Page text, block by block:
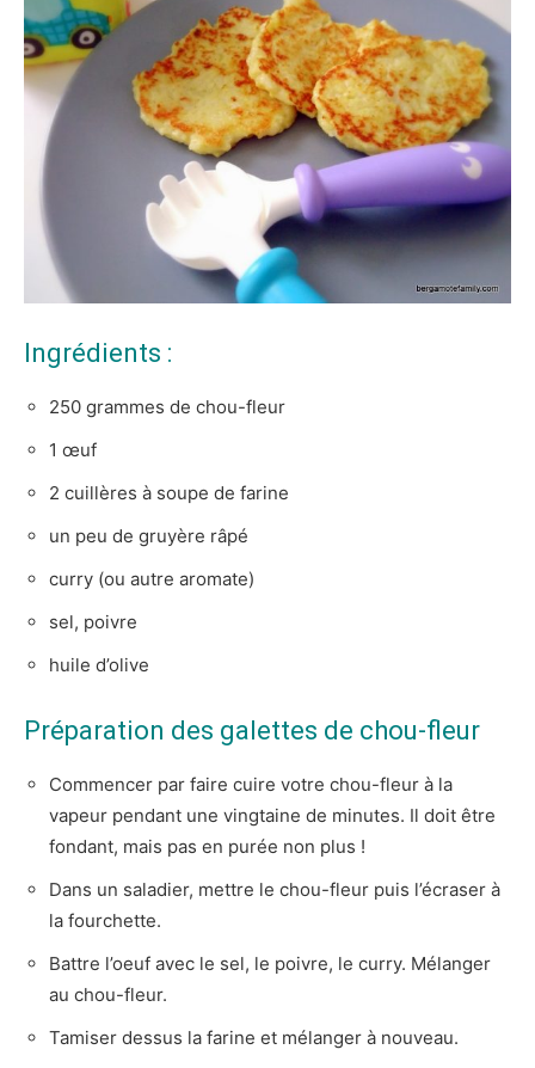
Ingrédients :
250 grammes de chou-fleur
1 œuf
2 cuillères à soupe de farine
un peu de gruyère râpé
curry (ou autre aromate)
sel, poivre
huile d’olive
Préparation des galettes de chou-fleur
Commencer par faire cuire votre chou-fleur à la
vapeur pendant une vingtaine de minutes. Il doit être
fondant, mais pas en purée non plus !
Dans un saladier, mettre le chou-fleur puis l’écraser à
la fourchette.
Battre l’oeuf avec le sel, le poivre, le curry. Mélanger
au chou-fleur.
Tamiser dessus la farine et mélanger à nouveau.